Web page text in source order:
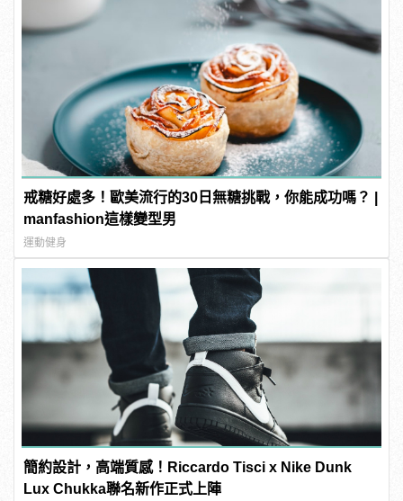
戒糖好處多！歐美流行的30日無糖挑戰，你能成功嗎？ |
manfashion這樣變型男
運動健身
簡約設計，高端質感！Riccardo Tisci x Nike Dunk
Lux Chukka聯名新作正式上陣